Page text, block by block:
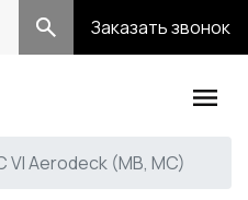
Заказать звонок
VI Aerodeck (MB, MC)